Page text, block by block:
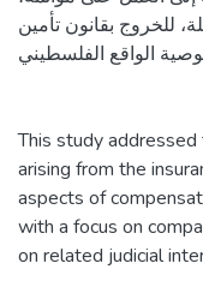
للخروج بقانون تأمين
الواقع الفلسطيني.
This study
arising from the
aspects of
with a focus on
on related judicial